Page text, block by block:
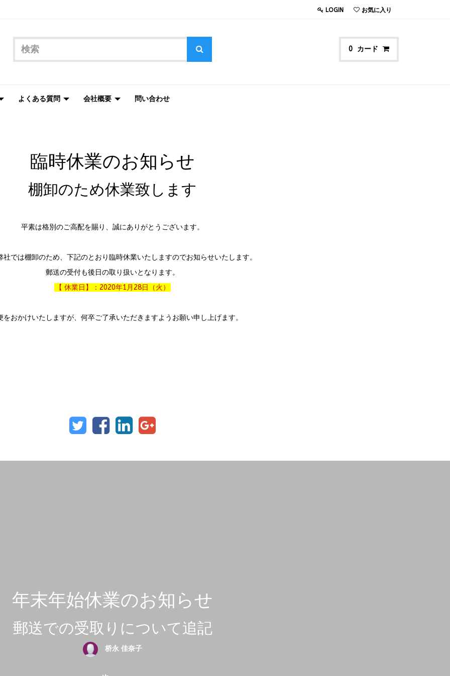
LOGIN お気に入り
0 カード
よくある質問 会社概要 問い合わせ
臨時休業のお知らせ
棚卸のため休業致します
平素は格別のご高配を賜り、誠にありがとうございます。
社では棚卸のため、下記のとおり臨時休業いたしますのでお知らせいたします。
郵送の受付も後日の取り扱いとなります。
【 休業日】：2020年1月28日（火）
をおかけいたしますが、何卒ご了承いただきますようお願い申し上げます。
年末年始休業のお知らせ
郵送での受取りについて追記
桥永 佳奈子